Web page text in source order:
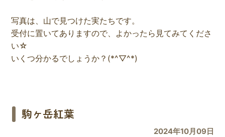
写真は、山で見つけた実たちです。
受付に置いてありますので、よかったら見てみてくださ
い☆
いくつ分かるでしょうか？(*^▽^*)
駒ヶ岳紅葉
2024年10月09日